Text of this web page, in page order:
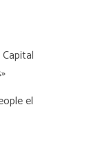
el